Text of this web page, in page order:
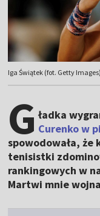
Iga Świątek (fot. Getty Images)
G ładka
Curenko w
spowodowała, że
tenisistki
rankingowych w
Martwi mnie